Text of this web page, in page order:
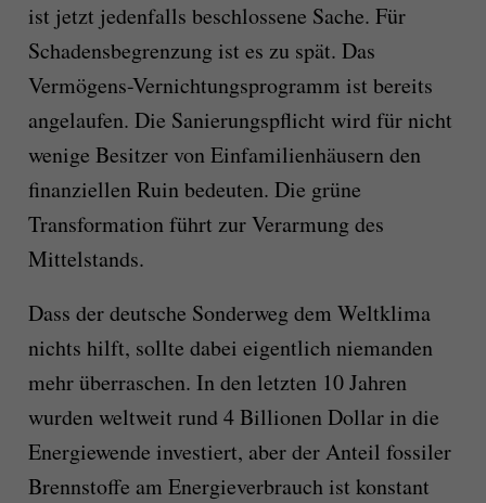
ist jetzt jedenfalls beschlossene Sache. Für
Schadensbegrenzung ist es zu spät. Das
Vermögens-Vernichtungsprogramm ist bereits
angelaufen. Die Sanierungspflicht wird für nicht
wenige Besitzer von Einfamilienhäusern den
finanziellen Ruin bedeuten. Die grüne
Transformation führt zur Verarmung des
Mittelstands.
Dass der deutsche Sonderweg dem Weltklima
nichts hilft, sollte dabei eigentlich niemanden
mehr überraschen. In den letzten 10 Jahren
wurden weltweit rund 4 Billionen Dollar in die
Energiewende investiert, aber der Anteil fossiler
Brennstoffe am Energieverbrauch ist konstant